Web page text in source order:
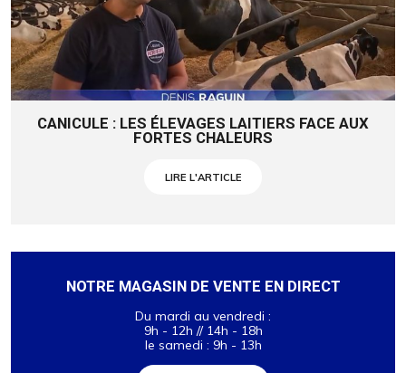
CANICULE : LES ÉLEVAGES LAITIERS FACE AUX
FORTES CHALEURS
LIRE L'ARTICLE
NOTRE MAGASIN DE VENTE EN DIRECT
Du mardi au vendredi :
9h - 12h // 14h - 18h
le samedi : 9h - 13h